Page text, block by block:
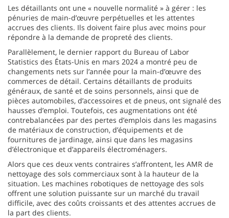
Les détaillants ont une « nouvelle normalité » à gérer : les
pénuries de main-d’œuvre perpétuelles et les attentes
accrues des clients. Ils doivent faire plus avec moins pour
répondre à la demande de propreté des clients.
Parallèlement, le dernier rapport du Bureau of Labor
Statistics des États-Unis en mars 2024 a montré peu de
changements nets sur l’année pour la main-d’œuvre des
commerces de détail. Certains détaillants de produits
généraux, de santé et de soins personnels, ainsi que de
pièces automobiles, d’accessoires et de pneus, ont signalé des
hausses d’emploi. Toutefois, ces augmentations ont été
contrebalancées par des pertes d’emplois dans les magasins
de matériaux de construction, d’équipements et de
fournitures de jardinage, ainsi que dans les magasins
d’électronique et d’appareils électroménagers.
Alors que ces deux vents contraires s’affrontent, les AMR de
nettoyage des sols commerciaux sont à la hauteur de la
situation. Les machines robotiques de nettoyage des sols
offrent une solution puissante sur un marché du travail
difficile, avec des coûts croissants et des attentes accrues de
la part des clients.